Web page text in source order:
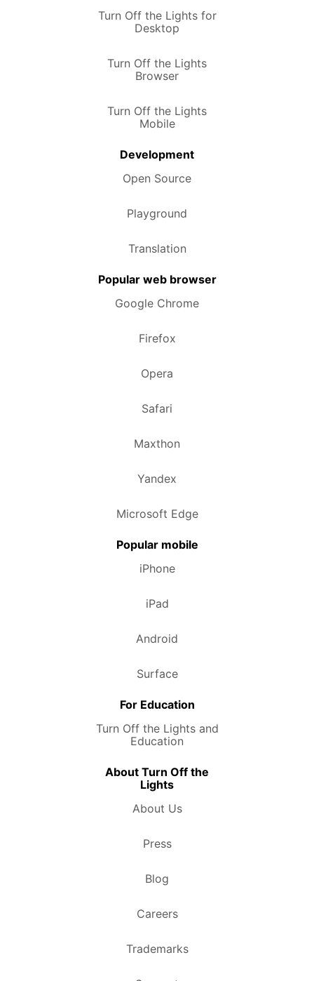
Turn Off the Lights for
Desktop
Turn Off the Lights
Browser
Turn Off the Lights
Mobile
Development
Open Source
Playground
Translation
Popular web browser
Google Chrome
Firefox
Opera
Safari
Maxthon
Yandex
Microsoft Edge
Popular mobile
iPhone
iPad
Android
Surface
For Education
Turn Off the Lights and
Education
About Turn Off the
Lights
About Us
Press
Blog
Careers
Trademarks